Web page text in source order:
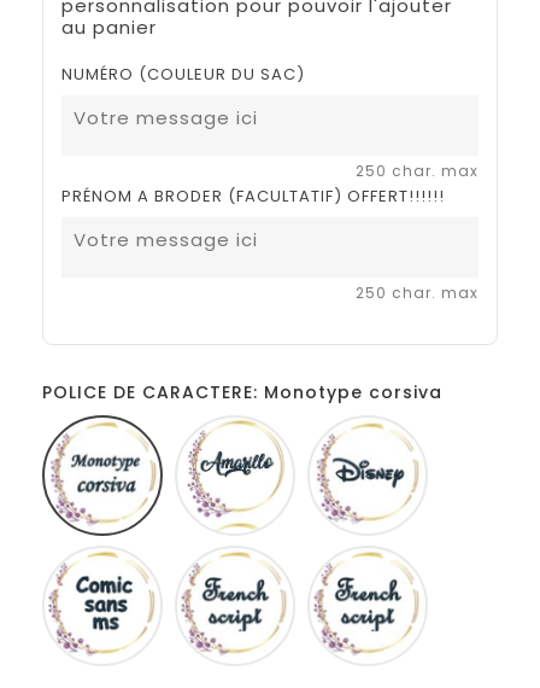
au panier
NUMÉRO (COULEUR DU SAC)
250 char. max
PRÉNOM A BRODER (FACULTATIF) OFFERT!!!!!!
250 char. max
POLICE DE CARACTERE: Monotype corsiva
Monotype
corsiva
Amarillo
Comic
sans
ms
French
script